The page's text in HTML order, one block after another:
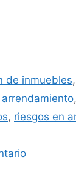
de inmuebles,
,
, riesgos en